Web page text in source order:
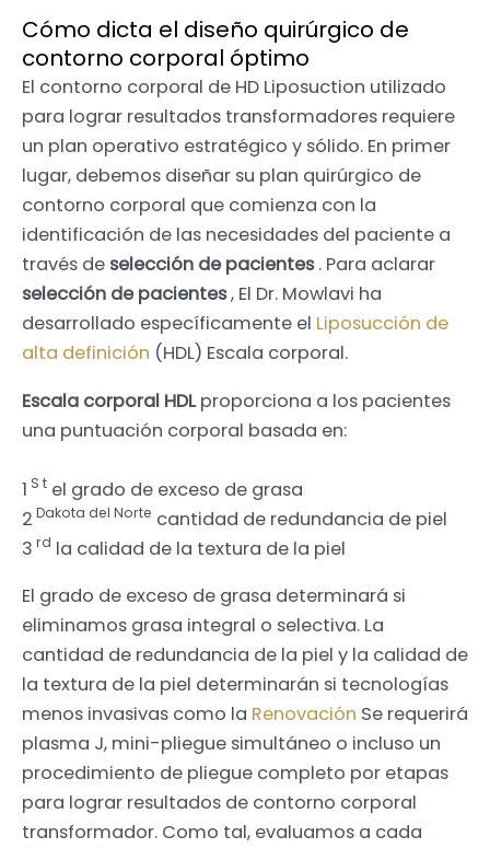
Cómo dicta el diseño quirúrgico de
contorno corporal óptimo
El contorno corporal de HD Liposuction utilizado
para lograr resultados transformadores requiere
un plan operativo estratégico y sólido. En primer
lugar, debemos diseñar su plan quirúrgico de
contorno corporal que comienza con la
identificación de las necesidades del paciente a
través de selección de pacientes. Para aclarar
selección de pacientes, El Dr. Mowlavi ha
desarrollado específicamente el Liposucción de
alta definición (HDL) Escala corporal.
Escala corporal HDLproporciona a los pacientes
una puntuación corporal basada en:
1 S t el grado de exceso de grasa
2 Dakota del Norte cantidad de redundancia de piel
3 rd la calidad de la textura de la piel
El grado de exceso de grasa determinará si
eliminamos grasa integral o selectiva. La
cantidad de redundancia de la piel y la calidad de
la textura de la piel determinarán si tecnologías
menos invasivas como la Renovación Se requerirá
plasma J, mini-pliegue simultáneo o incluso un
procedimiento de pliegue completo por etapas
para lograr resultados de contorno corporal
transformador. Como tal, evaluamos a cada